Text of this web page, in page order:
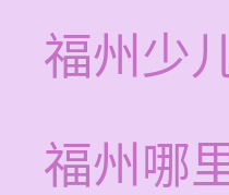
福州少
福州哪